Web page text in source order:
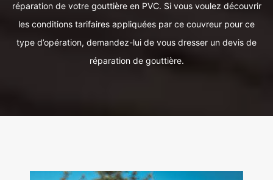
réparation de votre gouttière en PVC. Si vous voulez découvrir
les conditions tarifaires appliquées par ce couvreur pour ce
type d’opération, demandez-lui de vous dresser un devis de
réparation de gouttière.